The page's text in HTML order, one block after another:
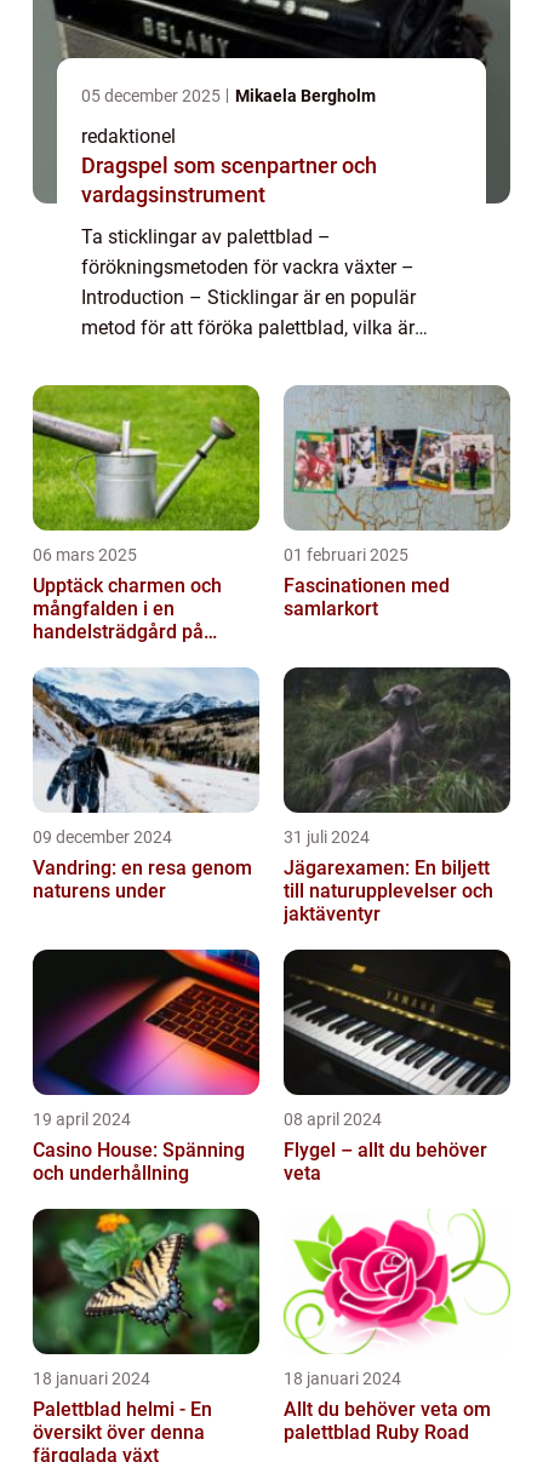
05 december 2025 Mikaela Bergholm
redaktionel
Dragspel som scenpartner och
vardagsinstrument
Ta sticklingar av palettblad –
förökningsmetoden för vackra växter –
Introduction – Sticklingar är en populär
metod för att föröka palettblad, vilka är
olika sorter. I denna artikel komm...
06 mars 2025
Upptäck charmen och
mångfalden i en
handelsträdgård på
01 februari 2025
Fascinationen med
samlarkort
09 december 2024
Vandring: en resa genom
naturens under
31 juli 2024
Jägarexamen: En biljett
till naturupplevelser och
jaktäventyr
19 april 2024
Casino House: Spänning
och underhållning
08 april 2024
Flygel – allt du behöver
veta
18 januari 2024
Palettblad helmi - En
översikt över denna
färgglada växt
18 januari 2024
Allt du behöver veta om
palettblad Ruby Road